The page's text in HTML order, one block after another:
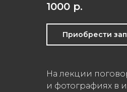
1000 р.
Приобрести
На лекции
и фотографиях в